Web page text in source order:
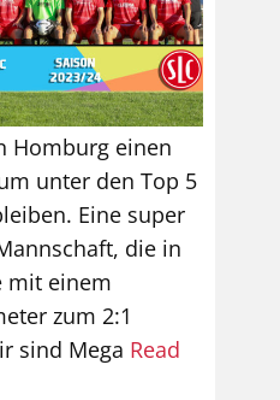
Homburg einen
unter den Top 5
Eine super
die in
mit einem
zum 2:1
sind Mega Read